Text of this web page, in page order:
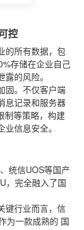
控
的所有数据，包
存储在企业自己
的风险。
固。不仅客户端
息记录和服务器
制等策略，构建
信息安全。
统信UOS等国产
，完全融入了国
键行业而言，信
为一款成熟的 国